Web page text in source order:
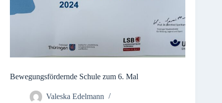
Bewegungsfördernde Schule zum 6. Mal
Valeska Edelmann